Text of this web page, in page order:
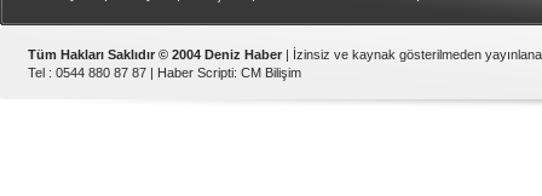
Tüm Hakları Saklıdır © 2004 Deniz Haber | İzinsiz ve kaynak gösterilmeden
Tel : 0544 880 87 87 | Haber Scripti: CM Bilişim